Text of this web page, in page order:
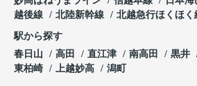
越後線
北陸新幹線 北越急行ほくほく
駅から探す
春日山
高田 直江津 南高田 黒井
東柏崎
上越妙高 潟町